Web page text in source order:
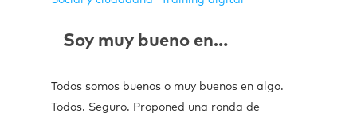
Soy muy bueno en…
Todos somos buenos o muy buenos en algo.
Todos. Seguro. Proponed una ronda de